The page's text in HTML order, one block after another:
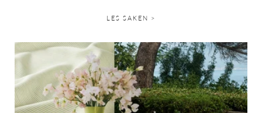
LES SAKEN >